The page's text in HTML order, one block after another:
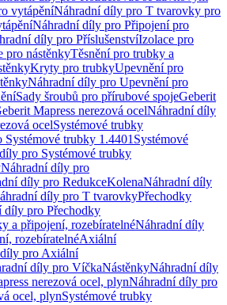
vytápěníNáhradní díly pro T tvarovky pro
Náhradní díly pro Připojení pro
díly pro PříslušenstvíIzolace pro
pro nástěnkyTěsnění pro trubky a
Kryty pro trubkyUpevnění pro
Náhradní díly pro Upevnění pro
Sady šroubů pro přírubové spojeGeberit
Mapress nerezová ocelNáhradní díly
ocelSystémové trubky
trubky 1.4401 Systémové
pro Systémové trubky
Náhradní díly pro
díly pro RedukceKolenaNáhradní díly
díly pro T tvarovkyPřechodky
díly pro Přechodky
a připojení, rozebíratelnéNáhradní díly
rozebíratelnéAxiální
pro Axiální
díly pro VíčkaNástěnkyNáhradní díly
nerezová ocel, plynNáhradní díly pro
ocel, plynSystémové trubky